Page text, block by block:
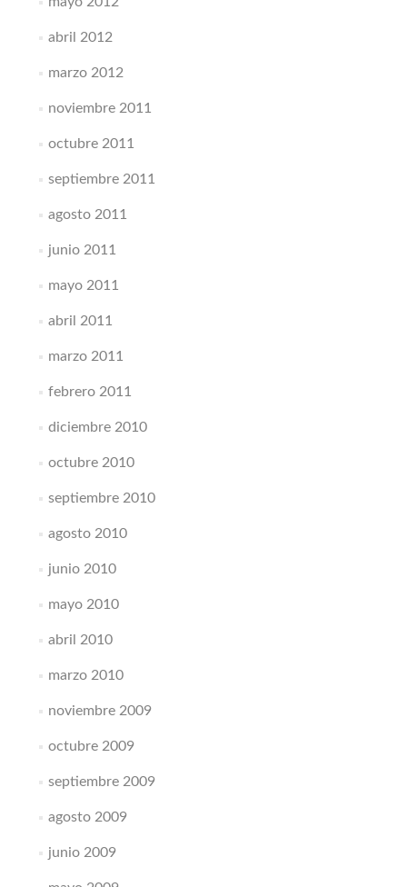
abril 2012
marzo 2012
noviembre 2011
octubre 2011
septiembre 2011
agosto 2011
junio 2011
mayo 2011
abril 2011
marzo 2011
febrero 2011
diciembre 2010
octubre 2010
septiembre 2010
agosto 2010
junio 2010
mayo 2010
abril 2010
marzo 2010
noviembre 2009
octubre 2009
septiembre 2009
agosto 2009
junio 2009